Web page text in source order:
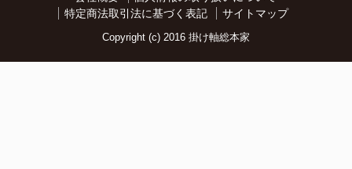
特定商法取引法に基づく表記
サイトマップ
Copyright (c) 2016 掛け軸総本家